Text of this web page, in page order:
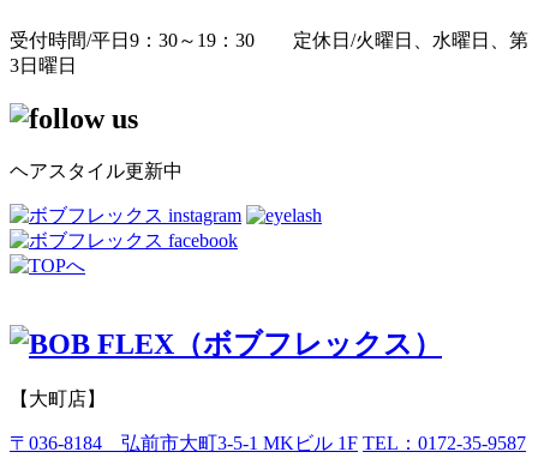
受付時間/平日9：30～19：30 定休日/火曜日、水曜日、第
3日曜日
ヘアスタイル更新中
【大町店】
〒036-8184 弘前市大町3-5-1 MKビル 1F TEL：0172-35-9587